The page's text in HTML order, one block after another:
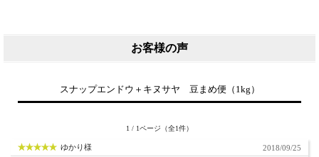
お客様の声
スナップエンドウ＋キヌサヤ 豆まめ便（1kg）
1 / 1ページ（全1件）
ゆかり様 2018/09/25